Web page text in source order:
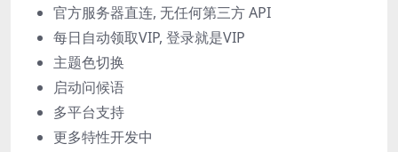
官方服务器直连, 无任何第三方 API
每日自动领取VIP, 登录就是VIP
主题色切换
启动问候语
多平台支持
更多特性开发中